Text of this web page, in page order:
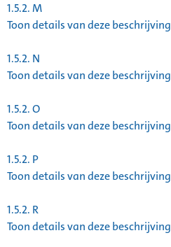
1.5.2.M
Toon details van deze beschrijving
1.5.2. N
Toon details van deze beschrijving
1.5.2.O
Toon details van deze beschrijving
1.5.2. P
Toon details van deze beschrijving
1.5.2. R
Toon details van deze beschrijving